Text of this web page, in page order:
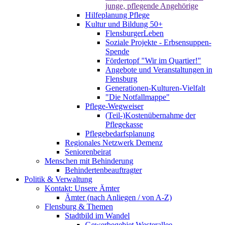
junge, pflegende Angehörige
Hilfeplanung Pflege
Kultur und Bildung 50+
FlensburgerLeben
Soziale Projekte - Erbsensuppen-
Spende
Fördertopf "Wir im Quartier!"
Angebote und Veranstaltungen in
Flensburg
Generationen-Kulturen-Vielfalt
"Die Notfallmappe"
Pflege-Wegweiser
(Teil-)Kostenübernahme der
Pflegekasse
Pflegebedarfsplanung
Regionales Netzwerk Demenz
Seniorenbeirat
Menschen mit Behinderung
Behindertenbeauftragter
Politik & Verwaltung
Kontakt: Unsere Ämter
Ämter (nach Anliegen / von A-Z)
Flensburg & Themen
Stadtbild im Wandel